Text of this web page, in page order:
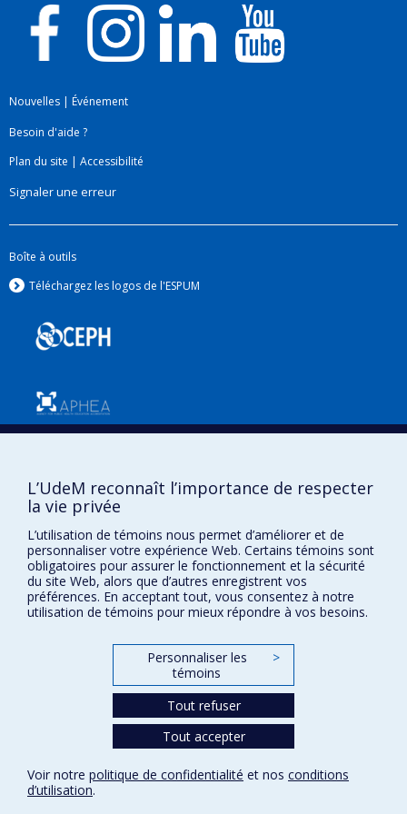
Nouvelles | Événement
Besoin d'aide ?
Plan du site | Accessibilité
Signaler une erreur
Boîte à outils
Téléchargez les logos de l'ESPUM
Conditions d’utilisation
Paramètres des témoins
Université de
Montréal
L’UdeM reconnaît l’importance de respecter
la vie privée
L’utilisation de témoins nous permet d’améliorer et de
personnaliser votre expérience Web. Certains témoins sont
obligatoires pour assurer le fonctionnement et la sécurité
du site Web, alors que d’autres enregistrent vos
préférences. En acceptant tout, vous consentez à notre
utilisation de témoins pour mieux répondre à vos besoins.
Personnaliser les
témoins
>
Tout refuser
Tout accepter
Voir notre politique de confidentialité et nos conditions
d’utilisation.